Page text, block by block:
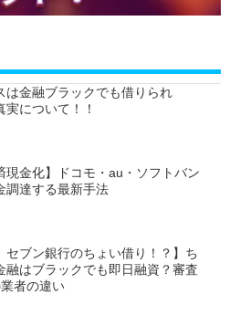
は金融ブラックでも借りられ
について！！
現金化】ドコモ・au・ソフトバン
調達する最新手法
セブン銀行のちょい借り！？】ち
融はブラックでも即日融資？審査
者の違い